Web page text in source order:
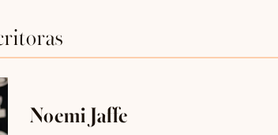
Noemi Jaffe